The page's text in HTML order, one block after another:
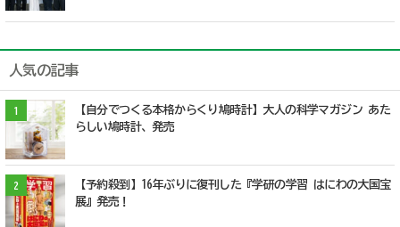
人気の記事
1
【自分でつくる本格からくり鳩時計】大人の科学マガジン あた
らしい鳩時計、発売
2
【予約殺到】16年ぶりに復刊した『学研の学習 はにわの大国宝
展』発売！